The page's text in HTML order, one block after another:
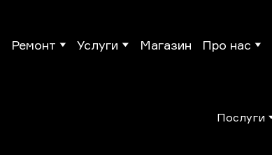
Ремонт Услуги Магазин Про нас
Послуги